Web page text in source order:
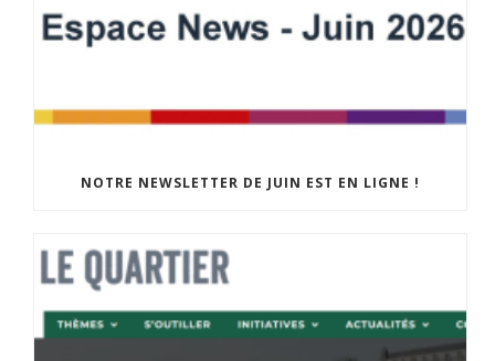
NOTRE NEWSLETTER DE JUIN EST EN LIGNE !